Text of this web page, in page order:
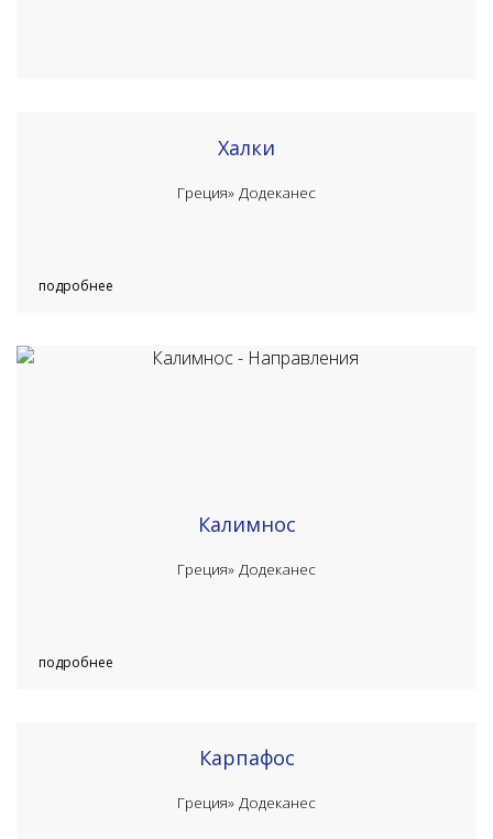
Халки
Греция» Додеканес
подробнее
Калимнос
Греция» Додеканес
подробнее
Карпафос
Греция» Додеканес